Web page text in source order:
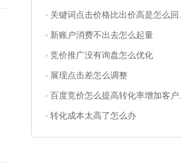
关键词点击价格比出价高是怎么回...
新账户消费不出去怎么起量
竞价推广没有询盘怎么优化
展现点击差怎么调整
百度竞价怎么提高转化率增加客户...
转化成本太高了怎么办